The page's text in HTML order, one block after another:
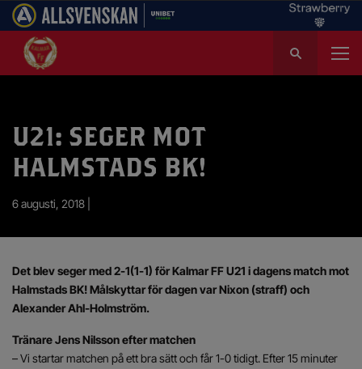
k
U21: SEGER MOT
HALMSTADS BK!
6 augusti, 2018 |
Det blev seger med 2-1(1-1) för Kalmar FF U21 i dagens match mot
Halmstads BK! Målskyttar för dagen var Nixon (straff) och
Alexander Ahl-Holmström.
Tränare Jens Nilsson efter matchen
– Vi startar matchen på ett bra sätt och får 1-0 tidigt. Efter 15 minuter